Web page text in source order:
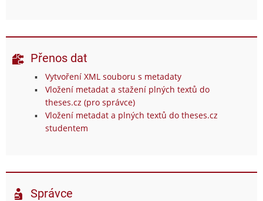
Přenos dat
Vytvoření XML souboru s metadaty
Vložení metadat a stažení plných textů do
theses.cz (pro správce)
Vložení metadat a plných textů do theses.cz
studentem
Správce